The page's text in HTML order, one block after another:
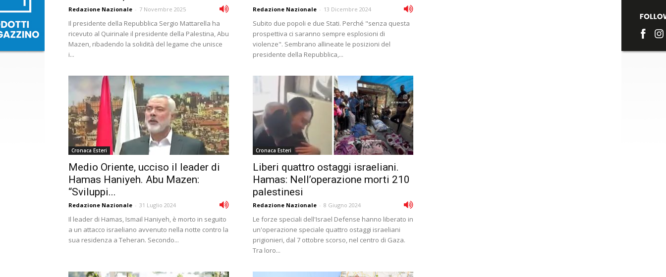
Redazione Nazionale - 7 Novembre 2025
Il presidente della Repubblica Sergio Mattarella ha
ricevuto al Quirinale il presidente della Palestina, Abu
Mazen, ribadendo la solidità del legame che unisce
i...
Redazione Nazionale - 13 Dicembre 2024
Subito due popoli e due Stati. Perché "senza questa
prospettiva ci saranno sempre esplosioni di
violenze". Sembrano allineate le posizioni del
presidente della Repubblica,...
Cronaca Esteri
Medio Oriente, ucciso il leader di
Hamas Haniyeh. Abu Mazen:
“Sviluppi...
Redazione Nazionale - 31 Luglio 2024
Il leader di Hamas, Ismail Haniyeh, è morto in seguito
a un attacco israeliano avvenuto nella notte contro la
sua residenza a Teheran. Secondo...
Cronaca Esteri
Liberi quattro ostaggi israeliani.
Hamas: Nell’operazione morti 210
palestinesi
Redazione Nazionale - 8 Giugno 2024
Le forze speciali dell'Israel Defense hanno liberato in
un'operazione speciale quattro ostaggi israeliani
prigionieri, dal 7 ottobre scorso, nel centro di Gaza.
Tra loro...